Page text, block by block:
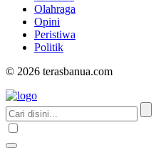
Olahraga
Opini
Peristiwa
Politik
© 2026 terasbanua.com